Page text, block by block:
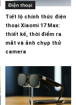
Điện thoại
Tiết lộ chính thức điện
thoại Xiaomi 17 Max:
thiết kế, thời điểm ra
mắt và ảnh chụp thử
camera